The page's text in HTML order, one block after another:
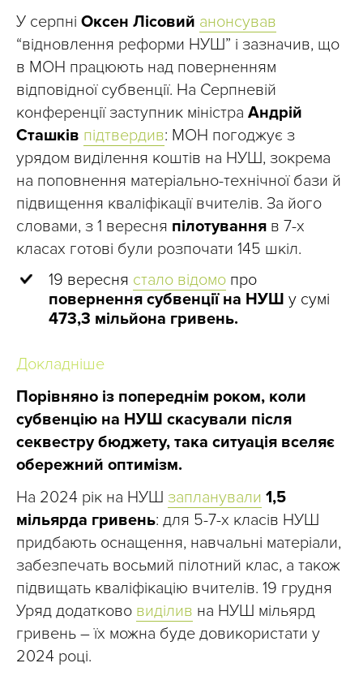
У серпні Оксен Лісовий анонсував
“відновлення реформи НУШ” і зазначив, що
в МОН працюють над поверненням
відповідної субвенції. На Серпневій
конференції заступник міністра Андрій
Сташків підтвердив: МОН погоджує з
урядом виділення коштів на НУШ, зокрема
на поповнення матеріально-технічної бази й
підвищення кваліфікації вчителів. За його
словами, з 1 вересня пілотування в 7-х
класах готові були розпочати 145 шкіл.
19 вересня стало відомо про
повернення субвенції на НУШ у сумі
473,3 мільйона гривень.
Докладніше
Порівняно із попереднім роком, коли
субвенцію на НУШ скасували після
секвестру бюджету, така ситуація вселяє
обережний оптимізм.
На 2024 рік на НУШ запланували 1,5
мільярда гривень: для 5-7-х класів НУШ
придбають оснащення, навчальні матеріали,
забезпечать восьмий пілотний клас, а також
підвищать кваліфікацію вчителів. 19 грудня
Уряд додатково виділив на НУШ мільярд
гривень – їх можна буде довикористати у
2024 році.